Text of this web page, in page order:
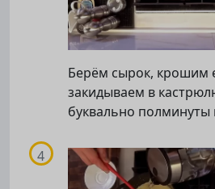
Берём сырок, крошим
закидываем в
буквально полминуты
Мы выкладываем